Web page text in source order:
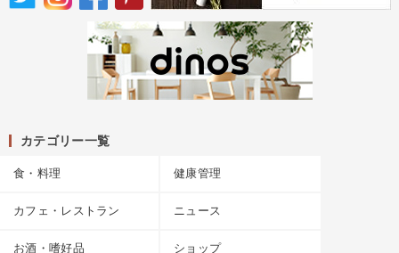
カテゴリー一覧
食・料理 健康管理
カフェ・レストラン ニュース
お酒・嗜好品 ショップ